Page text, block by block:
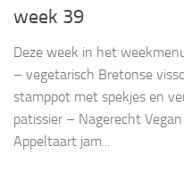
week 39
Deze week in het
– vegetarisch Bretonse
stamppot met spekjes en
patissier – Nagerecht
Appeltaart jam...